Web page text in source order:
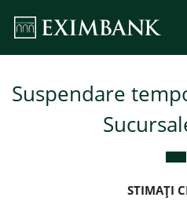
Suspendare
STIMAȚI